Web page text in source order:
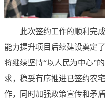
此次签约工作的顺利完
能力提升项目后续建设奠定
将继续坚持“以人民为中心”
求，稳妥有序推进已签约农
作，同时加强政策宣传和矛